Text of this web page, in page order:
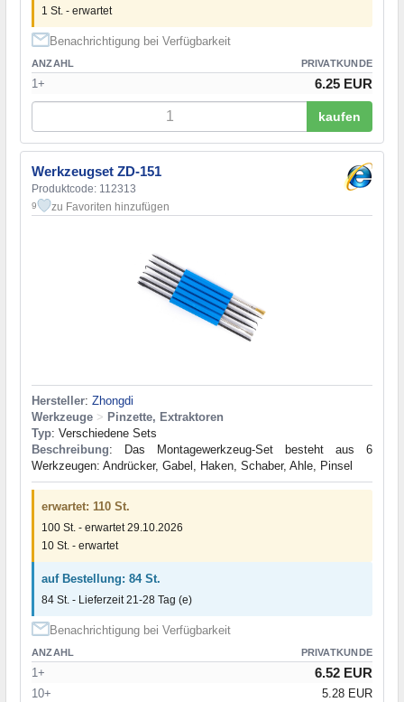
1 St. - erwartet
Benachrichtigung bei Verfügbarkeit
ANZAHL PRIVATKUNDE
1+ 6.25 EUR
kaufen
Werkzeugset ZD-151
Produktcode: 112313
9 zu Favoriten hinzufügen
Hersteller: Zhongdi
Werkzeuge > Pinzette, Extraktoren
Typ: Verschiedene Sets
Beschreibung: Das Montagewerkzeug-Set besteht aus 6
Werkzeugen: Andrücker, Gabel, Haken, Schaber, Ahle, Pinsel
erwartet: 110 St.
100 St. - erwartet 29.10.2026
10 St. - erwartet
auf Bestellung: 84 St.
84 St. - Lieferzeit 21-28 Tag (e)
Benachrichtigung bei Verfügbarkeit
ANZAHL PRIVATKUNDE
1+ 6.52 EUR
10+ 5.28 EUR